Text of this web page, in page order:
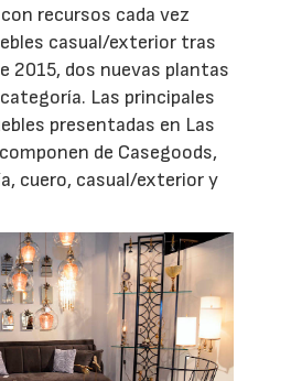
recursos cada vez
casual/exterior tras
2015, dos nuevas plantas
Las principales
presentadas en Las
de Casegoods,
cuero, casual/exterior y